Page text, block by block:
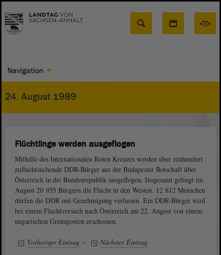
Suche
Navigation
24. August 1989
Flüchtlinge werden ausgeflogen
Mithilfe des Internationalen Roten Kreuzes werden über einhundert
zufluchtsuchende DDR-Bürger aus der Budapester Botschaft über
Österreich in die Bundesrepublik ausgeflogen. Insgesamt gelingt im
August 20 955 Bürgern die Flucht in den Westen. 12 812 Menschen
dürfen die DDR mit Genehmigung verlassen. Ein DDR-Bürger wird
bei einem Fluchtversuch nach Österreich am 22. August von einem
ungarischen Grenzposten erschossen.
Vorheriger Eintrag – Nächster Eintrag